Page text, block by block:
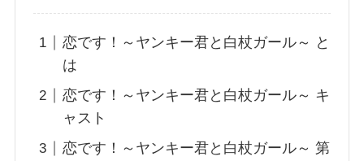
恋です！～ヤンキー君と白杖ガール～ と
は
恋です！～ヤンキー君と白杖ガール～ キ
ャスト
恋です！～ヤンキー君と白杖ガール～ 第